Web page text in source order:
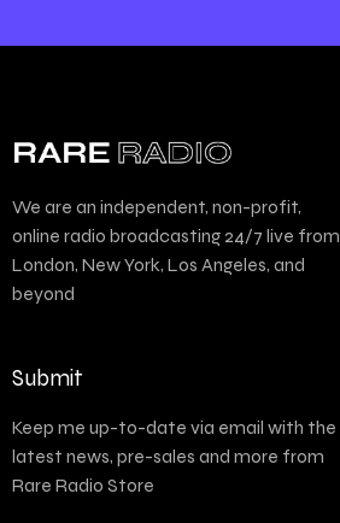
We are an independent, non-profit,
online radio broadcasting 24/7 live from
London, New York, Los Angeles, and
beyond
Submit
Keep me up-to-date via email with the
latest news, pre-sales and more from
Rare Radio Store